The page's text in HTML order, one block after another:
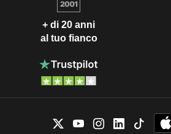
+ di 20 anni
al tuo fianco